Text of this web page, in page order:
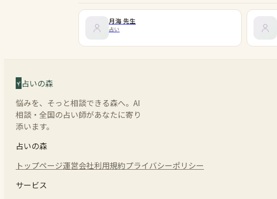
月海 先生
占い
占いの森
悩みを、そっと相談できる森へ。AI
相談・全国の占い師があなたに寄り
添います。
占いの森
トップページ運営会社利用規約プライバシーポリシー
サービス